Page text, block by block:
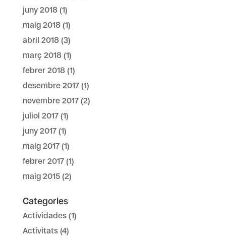
juny 2018(1)
maig 2018(1)
abril 2018(3)
març 2018(1)
febrer 2018(1)
desembre 2017(1)
novembre 2017(2)
juliol 2017(1)
juny 2017(1)
maig 2017(1)
febrer 2017(1)
maig 2015(2)
Categories
Actividades(1)
Activitats(4)